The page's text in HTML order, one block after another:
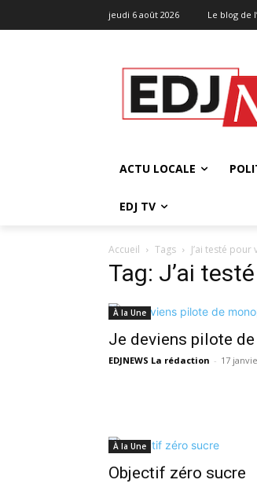
jeudi 6 août 2026 Le blog de
ACTU LOCALE
EDJ TV
Accueil Tags J’ai testé pour
Tag: J’ai
À la Une
Je deviens pilote
EDJNEWS La rédaction - 17
À la Une
Objectif zéro sucre